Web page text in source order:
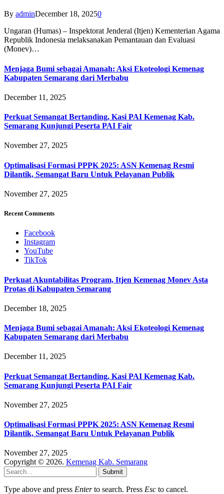
By adminDecember 18, 20250
Ungaran (Humas) – Inspektorat Jenderal (Itjen) Kementerian Agama
Republik Indonesia melaksanakan Pemantauan dan Evaluasi
(Monev)…
Menjaga Bumi sebagai Amanah: Aksi Ekoteologi Kemenag
Kabupaten Semarang dari Merbabu
December 11, 2025
Perkuat Semangat Bertanding, Kasi PAI Kemenag Kab.
Semarang Kunjungi Peserta PAI Fair
November 27, 2025
Optimalisasi Formasi PPPK 2025: ASN Kemenag Resmi
Dilantik, Semangat Baru Untuk Pelayanan Publik
November 27, 2025
Recent Comments
Facebook
Instagram
YouTube
TikTok
Perkuat Akuntabilitas Program, Itjen Kemenag Monev Asta
Protas di Kabupaten Semarang
December 18, 2025
Menjaga Bumi sebagai Amanah: Aksi Ekoteologi Kemenag
Kabupaten Semarang dari Merbabu
December 11, 2025
Perkuat Semangat Bertanding, Kasi PAI Kemenag Kab.
Semarang Kunjungi Peserta PAI Fair
November 27, 2025
Optimalisasi Formasi PPPK 2025: ASN Kemenag Resmi
Dilantik, Semangat Baru Untuk Pelayanan Publik
November 27, 2025
Copyright © 2026. Kemenag Kab. Semarang
Submit
Type above and press Enterto search. Press Esc to cancel.